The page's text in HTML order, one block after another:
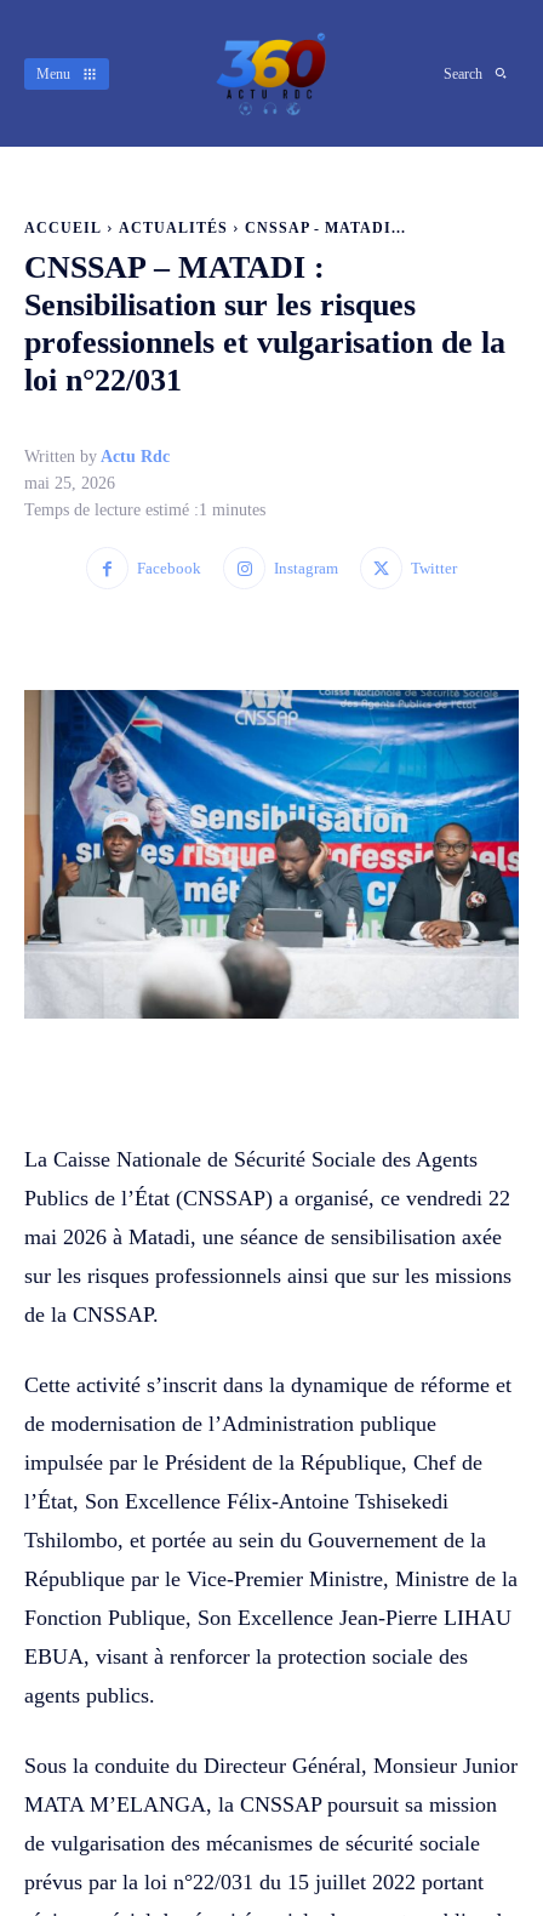
Menu Search
ACCUEIL ACTUALITÉS CNSSAP - MATADI...
CNSSAP – MATADI :
Sensibilisation sur les risques
professionnels et vulgarisation de la
loi n°22/031
Written by Actu Rdc
mai 25, 2026
Temps de lecture estimé :1 minutes
Facebook Instagram Twitter
La Caisse Nationale de Sécurité Sociale des Agents
Publics de l’État (CNSSAP) a organisé, ce vendredi 22
mai 2026 à Matadi, une séance de sensibilisation axée
sur les risques professionnels ainsi que sur les missions
de la CNSSAP.
Cette activité s’inscrit dans la dynamique de réforme et
de modernisation de l’Administration publique
impulsée par le Président de la République, Chef de
l’État, Son Excellence Félix-Antoine Tshisekedi
Tshilombo, et portée au sein du Gouvernement de la
République par le Vice-Premier Ministre, Ministre de la
Fonction Publique, Son Excellence Jean-Pierre LIHAU
EBUA, visant à renforcer la protection sociale des
agents publics.
Sous la conduite du Directeur Général, Monsieur Junior
MATA M’ELANGA, la CNSSAP poursuit sa mission
de vulgarisation des mécanismes de sécurité sociale
prévus par la loi n°22/031 du 15 juillet 2022 portant